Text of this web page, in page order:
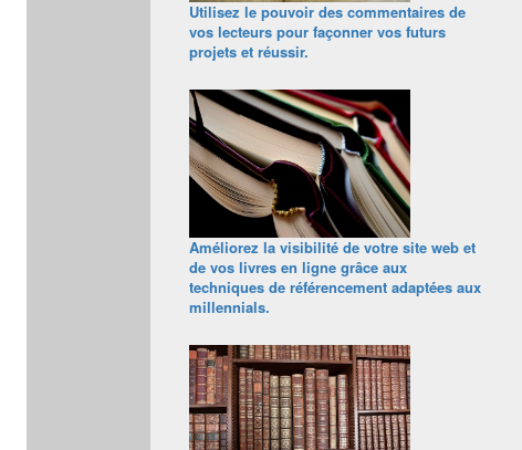
Utilisez le pouvoir des commentaires de
vos lecteurs pour façonner vos futurs
projets et réussir.
Améliorez la visibilité de votre site web et
de vos livres en ligne grâce aux
techniques de référencement adaptées aux
millennials.